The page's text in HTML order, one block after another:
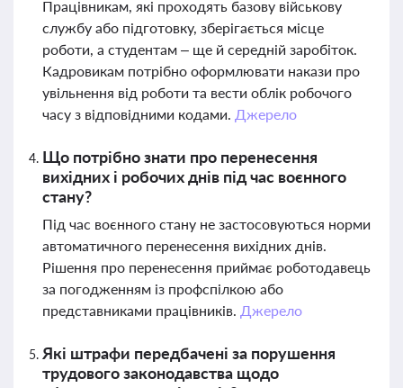
Працівникам, які проходять базову військову
службу або підготовку, зберігається місце
роботи, а студентам – ще й середній заробіток.
Кадровикам потрібно оформлювати накази про
увільнення від роботи та вести облік робочого
часу з відповідними кодами. Джерело
Що потрібно знати про перенесення
вихідних і робочих днів під час воєнного
стану?
Під час воєнного стану не застосовуються норми
автоматичного перенесення вихідних днів.
Рішення про перенесення приймає роботодавець
за погодженням із профспілкою або
представниками працівників. Джерело
Які штрафи передбачені за порушення
трудового законодавства щодо